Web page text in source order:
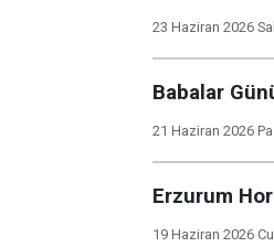
23 Haziran 2026
Babalar
21 Haziran 2026
Erzurum
19 Haziran 2026